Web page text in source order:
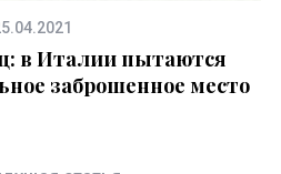
в Италии пытаются
заброшенное место